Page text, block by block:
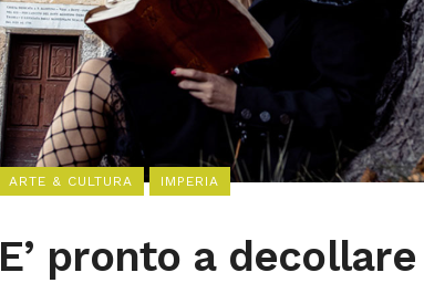
ARTE & CULTURA IMPERIA
E’ pronto a